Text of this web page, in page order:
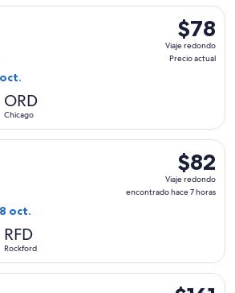
$78
Viaje
redondo,
$78
Viaje redondo
Precio actual
ORD
Chicago
Frontier Airlines, con salida el mié, 7
$82
Viaje
redondo,
horas
$82
Viaje redondo
encontrado hace 7 horas
oct.
RFD
Rockford
Allegiant Air, con salida el jue, 15 oct.
JetBlue Airways, con salida el mié, 26